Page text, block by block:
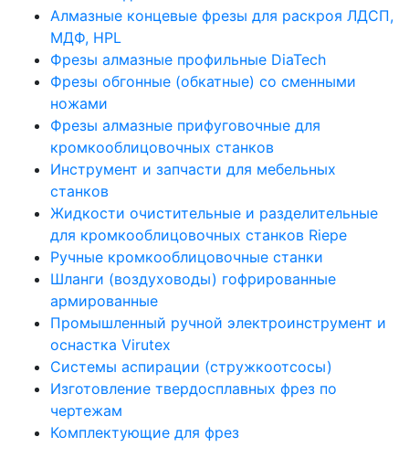
Алмазные концевые фрезы для раскроя ЛДСП,
МДФ, HPL
Фрезы алмазные профильные DiaTech
Фрезы обгонные (обкатные) со сменными
ножами
Фрезы алмазные прифуговочные для
кромкооблицовочных станков
Инструмент и запчасти для мебельных
станков
Жидкости очистительные и разделительные
для кромкооблицовочных станков Riepe
Ручные кромкооблицовочные станки
Шланги (воздуховоды) гофрированные
армированные
Промышленный ручной электроинструмент и
оснастка Virutex
Системы аспирации (стружкоотсосы)
Изготовление твердосплавных фрез по
чертежам
Комплектующие для фрез